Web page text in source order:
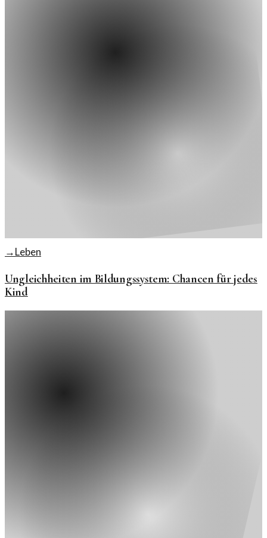
→Leben
Ungleichheiten im Bildungssystem: Chancen für jedes
Kind